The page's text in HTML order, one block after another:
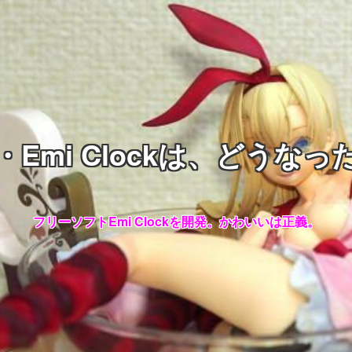
Emi Clockは、どうなっ
フリーソフトEmi Clockを開発。かわいいは正義。